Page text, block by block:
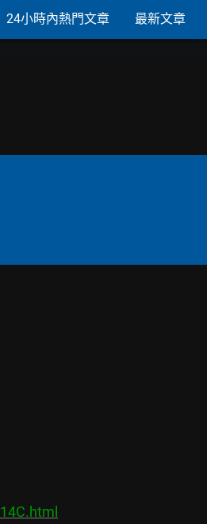
24小時內熱門文章 最新文章